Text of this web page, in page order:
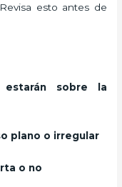
esto antes de
estarán sobre la
plano o irregular
o no